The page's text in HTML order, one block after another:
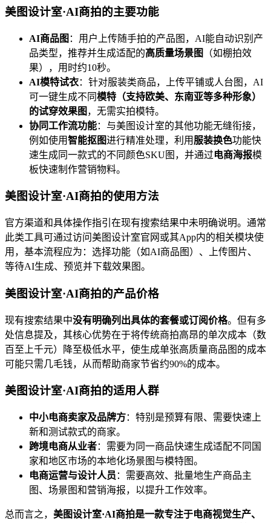
美图设计室·AI商拍的主要功能
AI商品图 ：用户上传随手拍的产品图，AI能自动识别产
品类型，推荐并生成适配的高质量场景图
（如棚拍效
果），用时约10秒。
AI模特试衣：针对服装类商品，上传平铺或人台图，AI
可一键生成不同模特（支持欧美、东南亚等多种形象）
的试穿效果图 ，无需实拍模特。
协同工作流功能：与美图设计室的其他功能无缝衔接，
例如使用智能抠图进行精准处理，利用 服装换色功能快
速生成同一款式的不同颜色SKU图，并通过电商海报模
板快速制作营销物料。
美图设计室·AI商拍的使用方法
官方渠道和具体操作指引在现有搜索结果中未明确说明。通常
此类工具可通过访问美图设计室官网或其App内的相关模块使
用，基本流程应为：选择功能（如AI商品图）、上传图片、
等待AI生成、预览并下载效果图。
美图设计室·AI商拍的产品价格
现有搜索结果中没有明确列出具体的套餐或订阅价格。但有多
处信息提及，其核心优势在于将传统商拍高昂的单次成本（数
百至上千元）降至极低水平，使生成单张高质量商品图的成本
可能只需几毛钱，从而帮助商家节省约90%的成本。
美图设计室·AI商拍的适用人群
中小电商卖家及品牌方：特别是预算有限、需要快速上
新和测试款式的商家。
跨境电商从业者：需要为同一商品快速生成适配不同国
家和地区市场的本地化场景图与模特图。
电商运营与设计人员 ：需要高效、批量地生产商品主
图、场景图和营销海报，以提升工作效率。
总而言之， 美图设计室·AI商拍是一款专注于电商视觉生产、